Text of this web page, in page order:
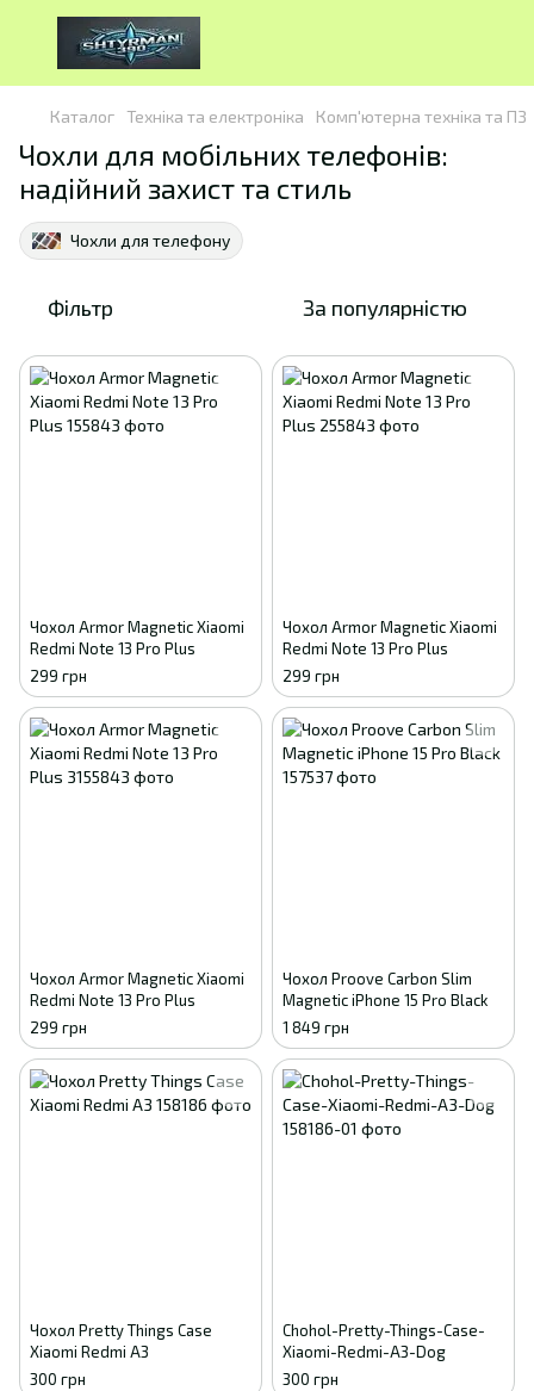
Каталог Техніка та електроніка Комп'ютерна техніка та ПЗ
Чохли для мобільних телефонів:
надійний захист та стиль
Чохли для телефону
Фільтр За популярністю
Чохол Armor Magnetic Xiaomi
Redmi Note 13 Pro Plus
299 грн
Чохол Armor Magnetic Xiaomi
Redmi Note 13 Pro Plus
299 грн
Чохол Armor Magnetic Xiaomi
Redmi Note 13 Pro Plus
299 грн
Чохол Proove Carbon Slim
Magnetic iPhone 15 Pro Black
1 849 грн
Чохол Pretty Things Case
Xiaomi Redmi A3
300 грн
Chohol-Pretty-Things-Case-
Xiaomi-Redmi-A3-Dog
300 грн